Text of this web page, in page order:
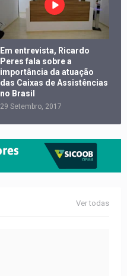
Em entrevista, Ricardo
Peres fala sobre a
importância da atuação
das Caixas de Assistências
no Brasil
29 Setembro, 2017
Ver todas